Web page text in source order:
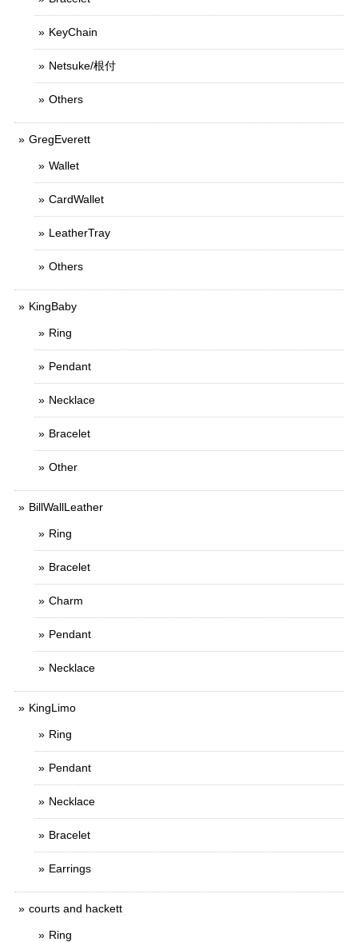
KeyChain
Netsuke/根付
Others
GregEverett
Wallet
CardWallet
LeatherTray
Others
KingBaby
Ring
Pendant
Necklace
Bracelet
Other
BillWallLeather
Ring
Bracelet
Charm
Pendant
Necklace
KingLimo
Ring
Pendant
Necklace
Bracelet
Earrings
courts and hackett
Ring